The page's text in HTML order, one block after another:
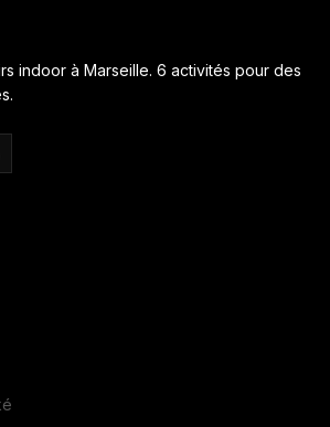
indoor à Marseille. 6 activités pour des